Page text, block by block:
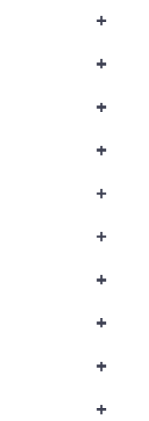
+
+
+
+
+
+
+
+
+
+